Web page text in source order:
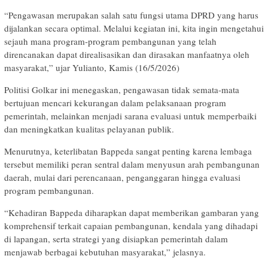
“Pengawasan merupakan salah satu fungsi utama DPRD yang harus
dijalankan secara optimal. Melalui kegiatan ini, kita ingin mengetahui
sejauh mana program-program pembangunan yang telah
direncanakan dapat direalisasikan dan dirasakan manfaatnya oleh
masyarakat,” ujar Yulianto, Kamis (16/5/2026)
Politisi Golkar ini menegaskan, pengawasan tidak semata-mata
bertujuan mencari kekurangan dalam pelaksanaan program
pemerintah, melainkan menjadi sarana evaluasi untuk memperbaiki
dan meningkatkan kualitas pelayanan publik.
Menurutnya, keterlibatan Bappeda sangat penting karena lembaga
tersebut memiliki peran sentral dalam menyusun arah pembangunan
daerah, mulai dari perencanaan, penganggaran hingga evaluasi
program pembangunan.
“Kehadiran Bappeda diharapkan dapat memberikan gambaran yang
komprehensif terkait capaian pembangunan, kendala yang dihadapi
di lapangan, serta strategi yang disiapkan pemerintah dalam
menjawab berbagai kebutuhan masyarakat,” jelasnya.